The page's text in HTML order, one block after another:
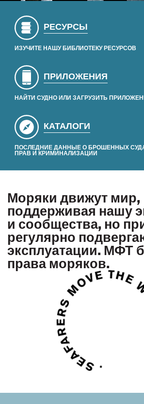
РЕСУРСЫ
ИЗУЧИТЕ НАШУ БИБЛИОТЕКУ РЕСУРСОВ
ПРИЛОЖЕНИЯ
НАЙТИ СУДНО ИЛИ ЗАГРУЗИТЬ
КАТАЛОГИ
ПОСЛЕДНИЕ ДАННЫЕ О БРОШЕННЫХ
ПРАВ И КРИМИНАЛИЗАЦИИ
Моряки движут мир,
поддерживая нашу
и сообщества, но
регулярно
эксплуатации. МФТ
права моряков.